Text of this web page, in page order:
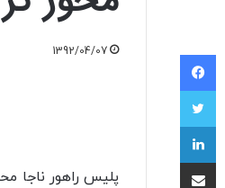
1392/04/07